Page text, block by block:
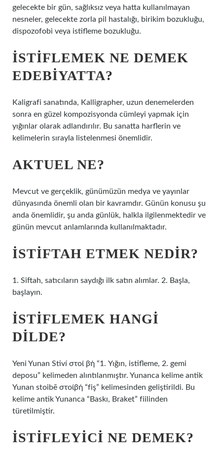
gelecekte bir gün, sağlıksız veya hatta kullanılmayan
nesneler, gelecekte zorla pil hastalığı, birikim bozukluğu,
dispozofobi veya istifleme bozukluğu.
İSTIFLEMEK NE DEMEK
EDEBIYATTA?
Kaligrafi sanatında, Kalligrapher, uzun denemelerden
sonra en güzel kompozisyonda cümleyi yapmak için
yığınlar olarak adlandırılır. Bu sanatta harflerin ve
kelimelerin sırayla listelenmesi önemlidir.
AKTUEL NE?
Mevcut ve gerçeklik, günümüzün medya ve yayınlar
dünyasında önemli olan bir kavramdır. Günün konusu şu
anda önemlidir, şu anda günlük, halkla ilgilenmektedir ve
günün mevcut anlamlarında kullanılmaktadır.
İSTIFTAH ETMEK NEDIR?
1. Siftah, satıcıların saydığı ilk satın alımlar. 2. Başla,
başlayın.
İSTIFLEMEK HANGI
DILDE?
Yeni Yunan Stiví στοί βή “1. Yığın, istifleme, 2. gemi
deposu” kelimeden alıntılanmıştır. Yunanca kelime antik
Yunan stoibē στοίβή “fiş” kelimesinden geliştirildi. Bu
kelime antik Yunanca “Baskı, Braket” fiilinden
türetilmiştir.
İSTIFLEYICI NE DEMEK?